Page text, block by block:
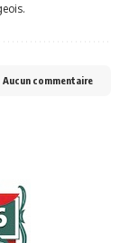
Aucun commentaire